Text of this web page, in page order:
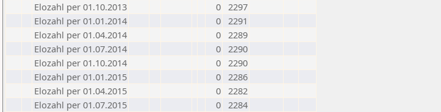
Elozahl per 01.10.2013
0 2297
Elozahl per 01.01.2014
0 2291
Elozahl per 01.04.2014
0 2289
Elozahl per 01.07.2014
0 2290
Elozahl per 01.10.2014
0 2290
Elozahl per 01.01.2015
0 2286
Elozahl per 01.04.2015
0 2282
Elozahl per 01.07.2015
0 2284